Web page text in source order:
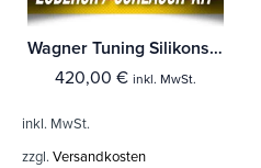
Wagner Tuning Silikonschlauch Kit VAG 2.0TSI (EA888 Gen.4)
420,00 € inkl. MwSt.
inkl. MwSt.
zzgl. Versandkosten